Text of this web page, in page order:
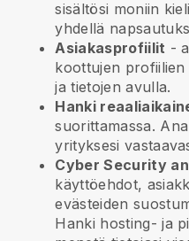
sisältösi moniin
yhdellä
Asiakasprofiilit -
koottujen
ja tietojen avulla.
Hanki
suorittamassa.
yrityksesi
Cyber Security
käyttöehdot,
evästeiden
Hanki hosting- ja